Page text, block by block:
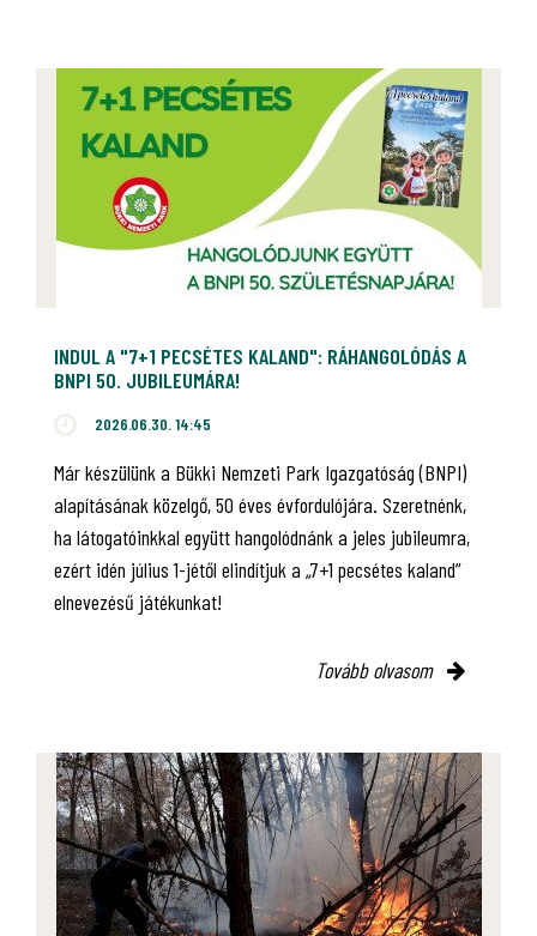
INDUL A "7+1 PECSÉTES KALAND": RÁHANGOLÓDÁS A
BNPI 50. JUBILEUMÁRA!
2026.06.30. 14:45
Már készülünk a Bükki Nemzeti Park Igazgatóság (BNPI)
alapításának közelgő, 50 éves évfordulójára. Szeretnénk,
ha látogatóinkkal együtt hangolódnánk a jeles jubileumra,
ezért idén július 1-jétől elindítjuk a „7+1 pecsétes kaland”
elnevezésű játékunkat!
Tovább olvasom